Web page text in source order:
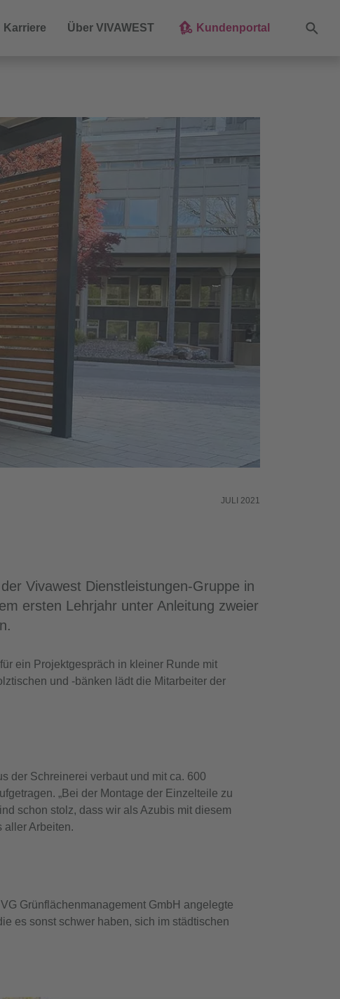
Karriere Über VIVAWEST Kundenportal
JULI 2021
Vivawest Dienstleistungen-Gruppe in
ersten Lehrjahr unter Anleitung zweier
ein Projektgespräch in kleiner Runde mit
und -bänken lädt die Mitarbeiter der
der Schreinerei verbaut und mit ca. 600
„Bei der Montage der Einzelteile zu
schon stolz, dass wir als Azubis mit diesem
aller Arbeiten.
Grünflächenmanagement GmbH angelegte
es sonst schwer haben, sich im städtischen